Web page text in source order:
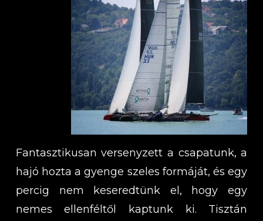
Fantasztikusan versenyzett a csapatunk, a
hajó hozta a gyenge szeles formáját, és egy
percig nem keseredtünk el, hogy egy
nemes ellenféltől kaptunk ki. Tisztán